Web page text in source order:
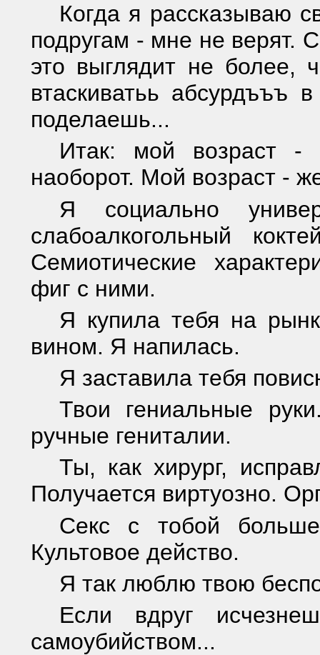
Когда я рассказываю
подругам - мне не верят.
это выглядит не более,
втаскиватьь абсурдъъъ
поделаешь...
Итак: мой возраст -
наоборот. Мой возраст -
Я социально
слабоалкогольный
Семиотические
фиг с ними.
Я купила тебя на
вином. Я напилась.
Я заставила тебя
Твои гениальные
ручные гениталии.
Ты, как хирург,
Получается виртуозно.
Секс с тобой
Культовое действо.
Я так люблю твою
Если вдруг
самоубийством...